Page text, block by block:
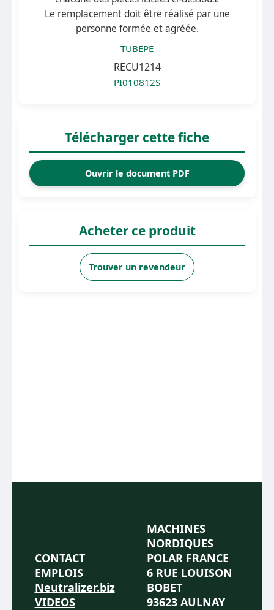
Le remplacement doit être réalisé par une
personne formée et agréée.
TUBEPE
RECU1214
PI010812S
Télécharger cette fiche
Ouvrir le document PDF
Acheter ce produit
Trouver un revendeur
CONTACT
EMPLOIS
Neutralizer.biz
VIDEOS
MACHINES
NORDIQUES
POLAR FRANCE
6 RUE LOUISON
BOBET
93623 AULNAY